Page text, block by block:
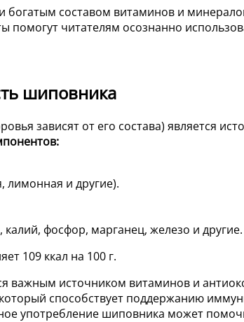
составом витаминов и
помогут читателям осознанно
шиповника
зависят от его состава) является
лимонная и другие).
фосфор, марганец, железо и другие.
109 ккал на 100 г.
источником витаминов и
способствует поддержанию
употребление шиповника может